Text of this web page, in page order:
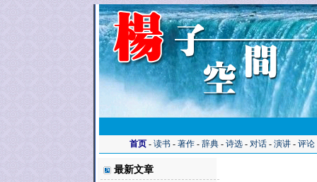
首页 - 读书 - 著作 - 辞典 - 诗选 - 对话 - 演讲 - 评论
最新文章